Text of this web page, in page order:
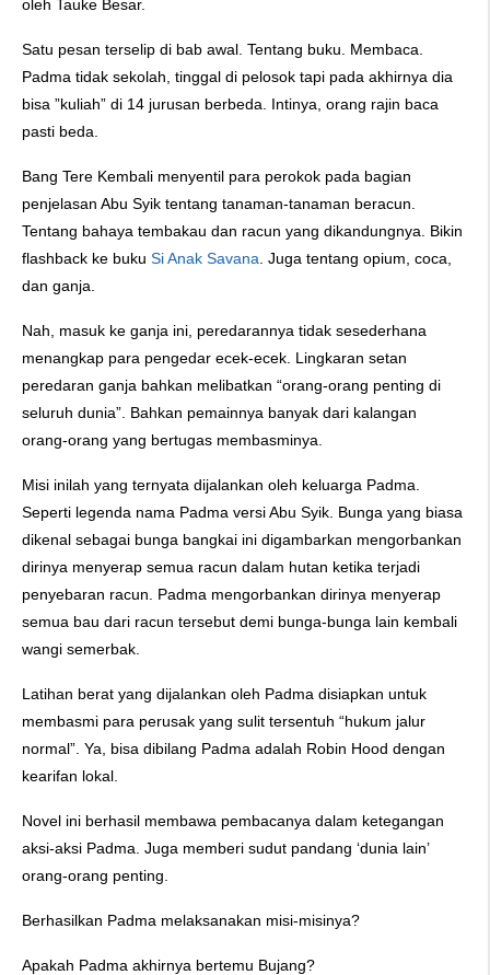
oleh Tauke Besar.
Satu pesan terselip di bab awal. Tentang buku. Membaca.
Padma tidak sekolah, tinggal di pelosok tapi pada akhirnya dia
bisa ”kuliah” di 14 jurusan berbeda. Intinya, orang rajin baca
pasti beda.
Bang Tere Kembali menyentil para perokok pada bagian
penjelasan Abu Syik tentang tanaman-tanaman beracun.
Tentang bahaya tembakau dan racun yang dikandungnya. Bikin
flashback ke buku Si Anak Savana. Juga tentang opium, coca,
dan ganja.
Nah, masuk ke ganja ini, peredarannya tidak sesederhana
menangkap para pengedar ecek-ecek. Lingkaran setan
peredaran ganja bahkan melibatkan “orang-orang penting di
seluruh dunia”. Bahkan pemainnya banyak dari kalangan
orang-orang yang bertugas membasminya.
Misi inilah yang ternyata dijalankan oleh keluarga Padma.
Seperti legenda nama Padma versi Abu Syik. Bunga yang biasa
dikenal sebagai bunga bangkai ini digambarkan mengorbankan
dirinya menyerap semua racun dalam hutan ketika terjadi
penyebaran racun. Padma mengorbankan dirinya menyerap
semua bau dari racun tersebut demi bunga-bunga lain kembali
wangi semerbak.
Latihan berat yang dijalankan oleh Padma disiapkan untuk
membasmi para perusak yang sulit tersentuh “hukum jalur
normal”. Ya, bisa dibilang Padma adalah Robin Hood dengan
kearifan lokal.
Novel ini berhasil membawa pembacanya dalam ketegangan
aksi-aksi Padma. Juga memberi sudut pandang ‘dunia lain’
orang-orang penting.
Berhasilkan Padma melaksanakan misi-misinya?
Apakah Padma akhirnya bertemu Bujang?